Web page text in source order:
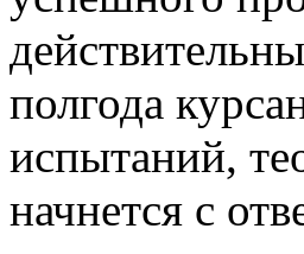
полгода
испытаний,
начнется с